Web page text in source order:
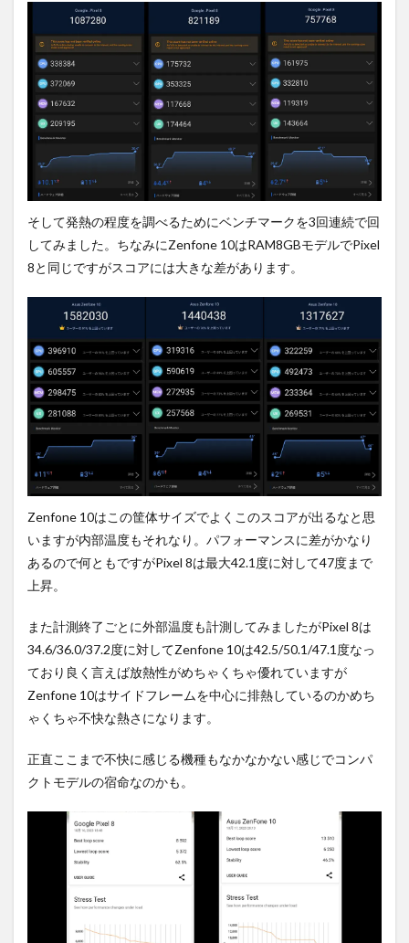
そして発熱の程度を調べるためにベンチマークを3回連続で回
してみました。ちなみにZenfone 10はRAM8GBモデルでPixel
8と同じですがスコアには大きな差があります。
Zenfone 10はこの筐体サイズでよくこのスコアが出るなと思
いますが内部温度もそれなり。パフォーマンスに差がかなり
あるので何ともですがPixel 8は最大42.1度に対して47度まで
上昇。
また計測終了ごとに外部温度も計測してみましたがPixel 8は
34.6/36.0/37.2度に対してZenfone 10は42.5/50.1/47.1度なっ
ており良く言えば放熱性がめちゃくちゃ優れていますが
Zenfone 10はサイドフレームを中心に排熱しているのかめち
ゃくちゃ不快な熱さになります。
正直ここまで不快に感じる機種もなかなかない感じでコンパ
クトモデルの宿命なのかも。